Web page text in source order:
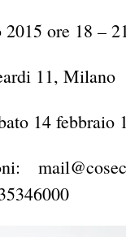
ore 18 –
11, Milano
14 febbraio